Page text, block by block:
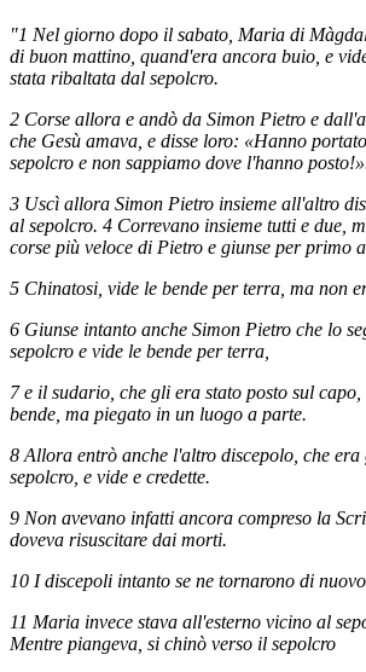
"1 Nel giorno dopo il sabato, Maria di
di buon mattino, quand'era ancora buio, e
stata ribaltata dal sepolcro.
2 Corse allora e andò da Simon Pietro e
che Gesù amava, e disse loro: «Hanno
sepolcro e non sappiamo dove l'hanno
3 Uscì allora Simon Pietro insieme all'altro
al sepolcro. 4 Correvano insieme tutti e due,
corse più veloce di Pietro e giunse per primo
5 Chinatosi, vide le bende per terra, ma non
6 Giunse intanto anche Simon Pietro che lo
sepolcro e vide le bende per terra,
7 e il sudario, che gli era stato posto sul
bende, ma piegato in un luogo a parte.
8 Allora entrò anche l'altro discepolo, che
sepolcro, e vide e credette.
9 Non avevano infatti ancora compreso la
doveva risuscitare dai morti.
10 I discepoli intanto se ne tornarono di
11 Maria invece stava all'esterno vicino al
Mentre piangeva, si chinò verso il sepolcro